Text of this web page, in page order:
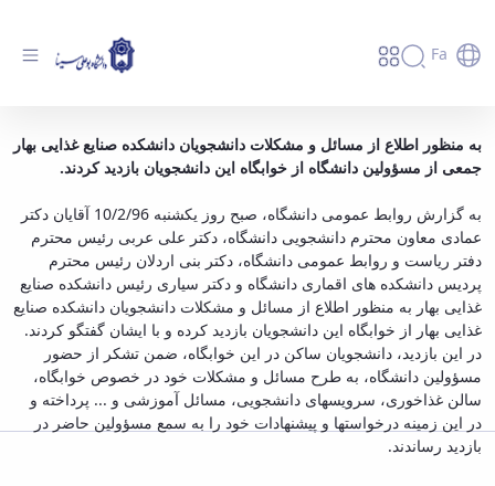
Fa
بازدید جمعی از مسؤولین دانشگاه از خوابگاه
دانشجویان صنایع غذایی - دانشگاه بوعلی سینا
همدان
به منظور اطلاع از مسائل و مشکلات دانشجویان دانشکده صنایع غذایی بهار
جمعی از مسؤولین دانشگاه از خوابگاه این دانشجویان بازدید کردند.
به گزارش روابط عمومی دانشگاه، صبح روز یکشنبه 10/2/96 آقایان دکتر
عمادی معاون محترم دانشجویی دانشگاه، دکتر علی عربی رئیس محترم
دفتر ریاست و روابط عمومی دانشگاه، دکتر بنی اردلان رئیس محترم
پردیس دانشکده های اقماری دانشگاه و دکتر سیاری رئیس دانشکده صنایع
غذایی بهار به منظور اطلاع از مسائل و مشکلات دانشجویان دانشکده صنایع
غذایی بهار از خوابگاه این دانشجویان بازدید کرده و با ایشان گفتگو کردند.
در این بازدید، دانشجویان ساکن در این خوابگاه، ضمن تشکر از حضور
مسؤولین دانشگاه، به طرح مسائل و مشکلات خود در خصوص خوابگاه،
سالن غذاخوری، سرویس­های دانشجویی، مسائل آموزشی و ... پرداخته و
در این زمینه درخواست­ها و پیشنهادات خود را به سمع مسؤولین حاضر در
بازدید رساندند.